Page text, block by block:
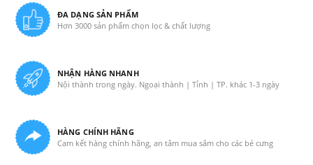
ĐA DẠNG SẢN PHẨM
Hơn 3000 sản phẩm chọn lọc & chất lượng
NHẬN HÀNG NHANH
Nội thành trong ngày. Ngoại thành | Tỉnh | TP. khác 1-3 ngày
HÀNG CHÍNH HÃNG
Cam kết hàng chính hãng, an tâm mua sắm cho các bé cưng